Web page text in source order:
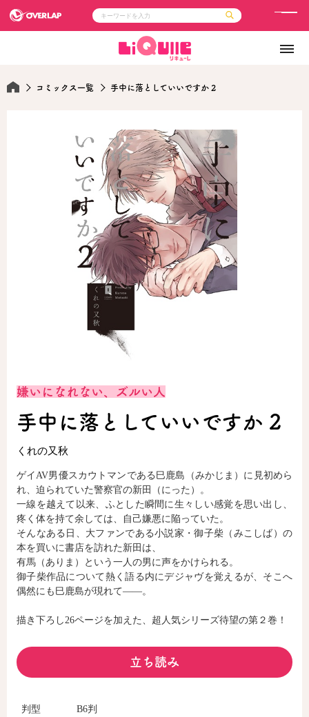
ラブパルフェ
ライトノベル
ロサージュノベルス
会社概要
オーバーラップホールディングス
お問い合わせはこちら
オーバーラップ文庫
オーバーラップノベルス
オーバーラップノベルスf
コミックガルド
リキューレ
コミックパルフェ
コミックエッセイ
メ
コミックス一覧 手中に落としていいですか 2
嫌いになれない、ズルい人
手中に落としていいですか 2
くれの又秋
ゲイAV男優スカウトマンである巳鹿島（みかじま）に見初めら
れ、迫られていた警察官の新田（にった）。
一線を越えて以来、ふとした瞬間に生々しい感覚を思い出し、
疼く体を持て余しては、自己嫌悪に陥っていた。
そんなある日、大ファンである小説家・御子柴（みこしば）の
本を買いに書店を訪れた新田は、
有馬（ありま）という一人の男に声をかけられる。
御子柴作品について熱く語る内にデジャヴを覚えるが、そこへ
偶然にも巳鹿島が現れて――。
描き下ろし26ページを加えた、超人気シリーズ待望の第２巻！
立ち読み
判型 B6判